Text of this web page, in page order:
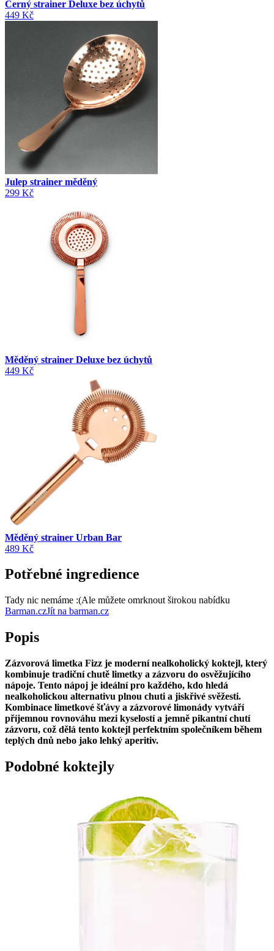
Černý strainer Deluxe bez úchytů
449 Kč
Julep strainer měděný
299 Kč
Měděný strainer Deluxe bez úchytů
449 Kč
Měděný strainer Urban Bar
489 Kč
Potřebné ingredience
Tady nic nemáme :(Ale můžete omrknout širokou nabídku
Barman.czJít na barman.cz
Popis
Zázvorová limetka Fizz je moderní nealkoholický koktejl, který
kombinuje tradiční chutě limetky a zázvoru do osvěžujícího
nápoje. Tento nápoj je ideální pro každého, kdo hledá
nealkoholickou alternativu plnou chuti a jiskřivé svěžesti.
Kombinace limetkové šťávy a zázvorové limonády vytváří
příjemnou rovnováhu mezi kyselostí a jemně pikantní chutí
zázvoru, což dělá tento koktejl perfektním společníkem během
teplých dnů nebo jako lehký aperitiv.
Podobné koktejly